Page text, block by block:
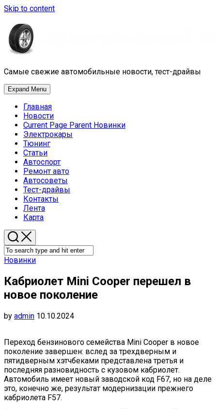
Skip to content
Самые свежие автомобильные новости, тест-драйвы
Expand Menu
Главная
Новости
Current Page Parent Новинки
Электрокары
Тюнинг
Статьи
Автоспорт
Ремонт авто
Автосоветы
Тест-драйвы
Контакты
Лента
Карта
Новинки
Кабриолет Mini Cooper перешел в
новое поколение
by admin 10.10.2024
Переход бензинового семейства Mini Cooper в новое
поколение завершен: вслед за трехдверным и
пятидверным хэтчбеками представлена третья и
последняя разновидность с кузовом кабриолет.
Автомобиль имеет новый заводской код F67, но на деле
это, конечно же, результат модернизации прежнего
кабриолета F57.